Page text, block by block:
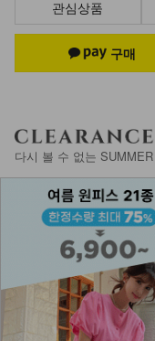
NK12-T-78/밀
24,900
9,900
NKA-T-7/기본
7,900 5,900
NK42-T-72/마
19,900 15,900
NK11-T-25/
관심상품
다시 볼 수 없는